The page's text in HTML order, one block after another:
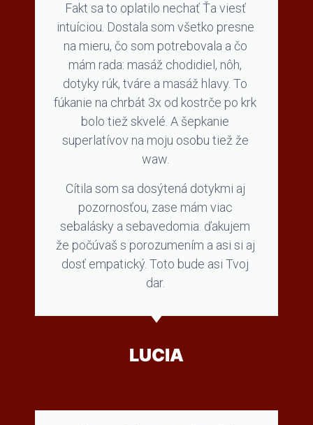
Fakt sa to oplatilo nechať Ťa viesť
intuíciou. Dostala som všetko presne
na mieru, čo som potrebovala a čo
mám rada: masáž chodidiel, nôh,
dotyky rúk, tváre a masáž hlavy. To
fúkanie na chrbát 3x od kostrče po krk
bolo tiež skvelé. A šepkanie
superlatívov na moju osobu tiež že
waw.
Cítila som sa dosýtená dotykmi aj
pozornosťou, zase mám viac
sebalásky a sebavedomia. ďakujem
že počúvaš s porozumením a asi si aj
dosť empatický. Toto bude asi Tvoj
dar.
LUCIA